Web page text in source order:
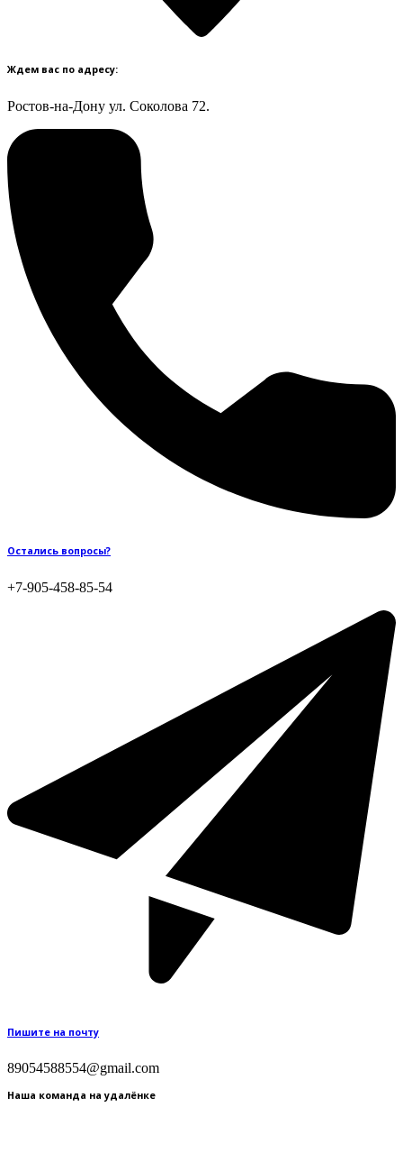
Ждем вас по адресу:
Ростов-на-Дону ул. Соколова 72.
Остались вопросы?
+7-905-458-85-54
Пишите на почту
89054588554@gmail.com
Наша команда на удалёнке